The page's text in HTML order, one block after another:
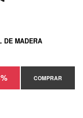
DE MADERA
COMPRAR